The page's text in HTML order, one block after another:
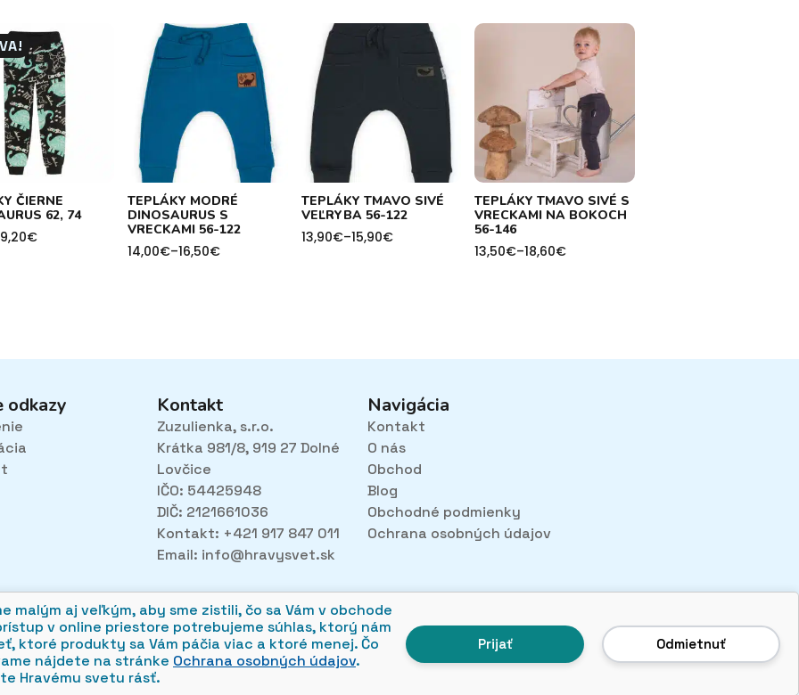
aj veľkým, aby sme zistili, čo sa Vám v obchode
v online priestore potrebujeme súhlas, ktorý nám
ktoré produkty sa Vám páčia viac a ktoré menej. Čo
nájdete na stránke Ochrana osobných údajov.
Hravému svetu rásť.
Prijať Odmietnuť
through
16,30€
ČIERNE
62, 74
9,20€
TEPLÁKY MODRÉ
DINOSAURUS S
VRECKAMI 56-122
14,00€–16,50€
Price
TEPLÁKY TMAVO SIVÉ
VEĽRYBA 56-122
13,90€–15,90€
Price
TEPLÁKY TMAVO SIVÉ S
VRECKAMI NA BOKOCH
56-146
13,50€–18,60€
Price
odkazy Kontakt
Zuzulienka, s.r.o.
Krátka 981/8, 919 27 Dolné
Lovčice
IČO: 54425948
DIČ: 2121661036
Kontakt: +421 917 847 011
Email: info@hravysvet.sk
Navigácia
Kontakt
O nás
Obchod
Blog
Obchodné podmienky
Ochrana osobných údajov